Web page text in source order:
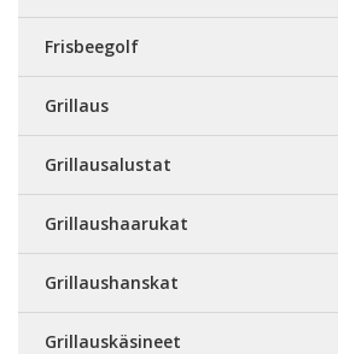
Frisbeegolf
Grillaus
Grillausalustat
Grillaushaarukat
Grillaushanskat
Grillauskäsineet